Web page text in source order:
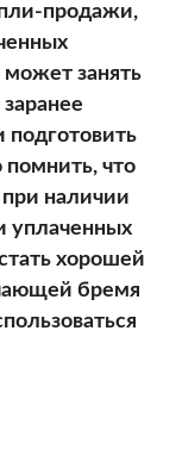
продажи,
занять
подготовить
что
при наличии
уплаченных
хорошей
бремя